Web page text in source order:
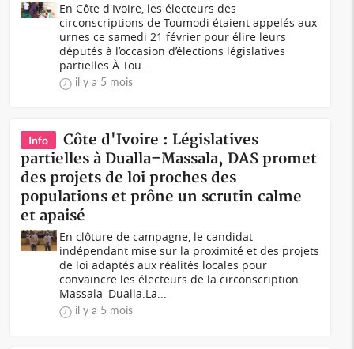
En Côte d'Ivoire, les électeurs des
circonscriptions de Toumodi étaient appelés aux
urnes ce samedi 21 février pour élire leurs
députés à l’occasion d’élections législatives
partielles.À Tou...
il y a 5 mois
Info
Côte d'Ivoire : Législatives
partielles à Dualla–Massala, DAS promet
des projets de loi proches des
populations et prône un scrutin calme
et apaisé
En clôture de campagne, le candidat
indépendant mise sur la proximité et des projets
de loi adaptés aux réalités locales pour
convaincre les électeurs de la circonscription
Massala–Dualla.La...
il y a 5 mois